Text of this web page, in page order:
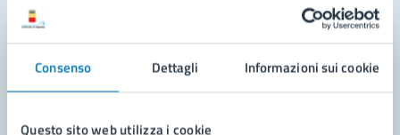
Consenso Dettagli Informazioni sui cookie
Questo sito web utilizza i cookie
Leggi le domande frequenti
Richiedi assistenza